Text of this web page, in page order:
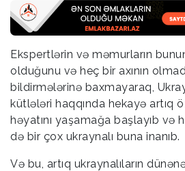
Ekspertlərin və məmurların
olduğunu və heç bir axının
bildirmələrinə baxmayaraq,
kütlələri haqqında hekayə artıq
həyatını yaşamağa başlayıb və
də bir çox ukraynalı buna inanıb.
Və bu, artıq ukraynalıların